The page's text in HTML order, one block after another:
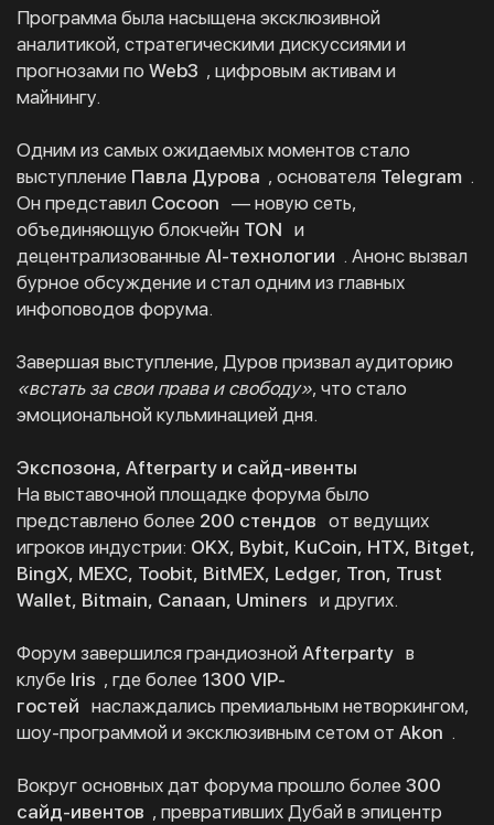
Программа была насыщена эксклюзивной
аналитикой, стратегическими дискуссиями и
прогнозами по Web3 , цифровым активам и
майнингу.
Одним из самых ожидаемых моментов стало
выступление Павла Дурова , основателя Telegram .
Он представил Cocoon — новую сеть,
объединяющую блокчейн TON и
децентрализованные AI-технологии . Анонс вызвал
бурное обсуждение и стал одним из главных
инфоповодов форума.
Завершая выступление, Дуров призвал аудиторию
«встать за свои права и свободу», что стало
эмоциональной кульминацией дня.
Экспозона, Afterparty и сайд-ивенты
На выставочной площадке форума было
представлено более 200 стендов от ведущих
игроков индустрии: OKX, Bybit, KuCoin, HTX, Bitget,
BingX, MEXC, Toobit, BitMEX, Ledger, Tron, Trust
Wallet, Bitmain, Canaan, Uminers и других.
Форум завершился грандиозной Afterparty в
клубе Iris , где более 1300 VIP-
гостей наслаждались премиальным нетворкингом,
шоу-программой и эксклюзивным сетом от Akon .
Вокруг основных дат форума прошло более 300
сайд-ивентов , превративших Дубай в эпицентр